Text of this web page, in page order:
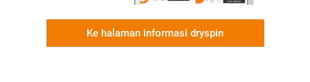
Ke halaman informasi dryspin